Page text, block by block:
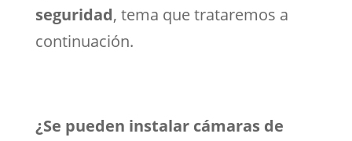
seguridad, tema que trataremos a
continuación.
¿Se pueden instalar cámaras de